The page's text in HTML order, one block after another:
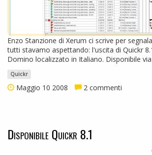
Enzo Stanzione di Xerum ci scrive per
tutti stavamo aspettando: l'uscita di Quickr
Domino localizzato in Italiano. Disponibile via
Quickr
Maggio 10 2008 2 commenti
Disponibile Quickr 8.1